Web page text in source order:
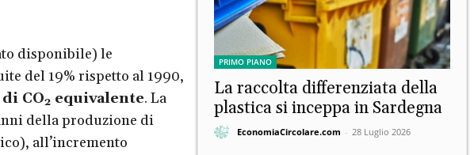
disponibile) le
del 19% rispetto al 1990,
CO2equivalente. La
della produzione di
all’incremento
PRIMO PIANO
La raccolta differenziata della
plastica si inceppa in Sardegna
EconomiaCircolare.com - 28 Luglio 2026